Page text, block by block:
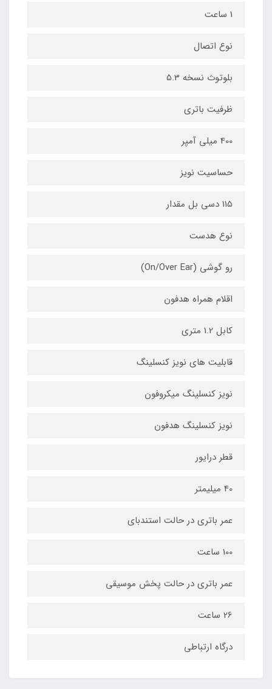
1 ساعت
نوع اتصال
بلوتوث نسخه 5.3
ظرفیت باتری
400 میلی آمپر
حساسیت نویز
115 دسی بل مقدار
نوع هدست
رو گوشی (On/Over Ear)
اقلام همراه هدفون
کابل 1.2 متری
قابلیت های نویز کنسلینگ
نویز کنسلینگ میکروفون
نویز کنسلینگ هدفون
قطر درایور
40 میلیمتر
عمر باتری در حالت استندبای
100 ساعت
عمر باتری در حالت پخش موسیقی
26 ساعت
درگاه ارتباطی